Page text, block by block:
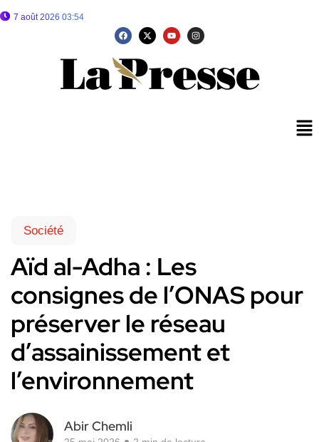
7 août 2026 03:54
Société
Aïd al-Adha : Les
consignes de l’ONAS pour
préserver le réseau
d’assainissement et
l’environnement
Abir Chemli